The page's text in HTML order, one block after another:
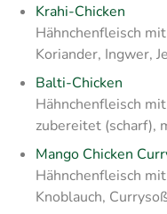
Krahi-Chicken
Hähnchenfleisch
Koriander, Ingwer,
Balti-Chicken
Hähnchenfleisch
zubereitet (scharf),
Mango Chicken
Hähnchenfleisch
Knoblauch,